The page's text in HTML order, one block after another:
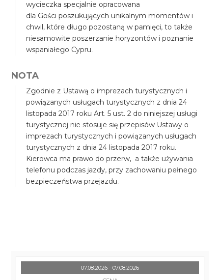
wycieczka specjalnie opracowana
dla Gości poszukujących unikalnym momentów i
chwil, które długo pozostaną w pamięci, to także
niesamowite poszerzanie horyzontów i poznanie
wspaniałego Cypru.
NOTA
Zgodnie z Ustawą o imprezach turystycznych i
powiązanych usługach turystycznych z dnia 24
listopada 2017 roku Art. 5 ust. 2 do niniejszej usługi
turystycznej nie stosuje się przepisów Ustawy o
imprezach turystycznych i powiązanych usługach
turystycznych z dnia 24 listopada 2017 roku.
Kierowca ma prawo do przerw, a także używania
telefonu podczas jazdy, przy zachowaniu pełnego
bezpieczeństwa przejazdu.
07.08.2026 - 07.08.2026